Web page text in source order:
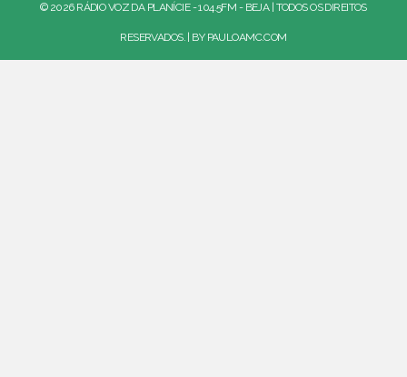
© 2026 RÁDIO VOZ DA PLANÍCIE - 104.5FM - BEJA | TODOS OS DIREITOS
RESERVADOS. | BY PAULOAMC.COM